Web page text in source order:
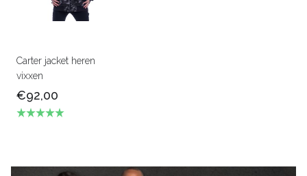
Carter jacket heren
vixxen
€92,00